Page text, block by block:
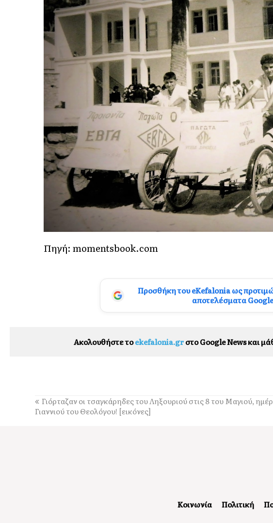
Πηγή: momentsbook.com
Προσθήκη του eKefalonia ως
αποτελέσματα
Ακολουθήστε τοekefalonia.grστο Google News και
Γιόρταζαν οι τσαγκάρηδες του Ληξουριού στις 8 του Μαγιού,
Γιαννιού του Θεολόγου! [εικόνες]
Κοινωνία Πολιτική